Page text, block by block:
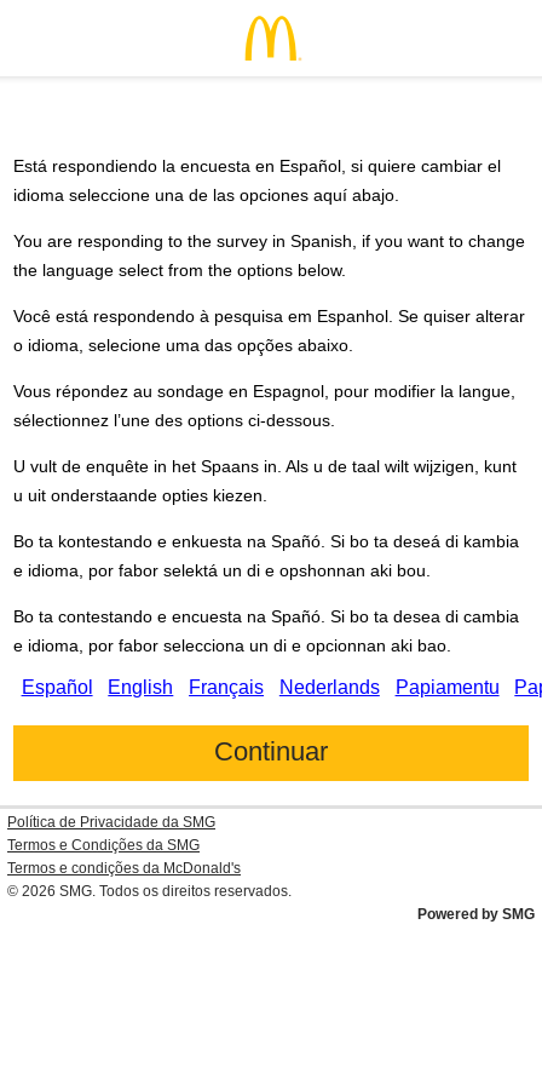
Está respondiendo la encuesta en Español, si quiere cambiar el
idioma seleccione una de las opciones aquí abajo.
You are responding to the survey in Spanish, if you want to change
the language select from the options below.
Você está respondendo à pesquisa em Espanhol. Se quiser alterar
o idioma, selecione uma das opções abaixo.
Vous répondez au sondage en Espagnol, pour modifier la langue,
sélectionnez l’une des options ci-dessous.
U vult de enquête in het Spaans in. Als u de taal wilt wijzigen, kunt
u uit onderstaande opties kiezen.
Bo ta kontestando e enkuesta na Spañó. Si bo ta deseá di kambia
e idioma, por fabor selektá un di e opshonnan aki bou.
Bo ta contestando e encuesta na Spañó. Si bo ta desea di cambia
e idioma, por fabor selecciona un di e opcionnan aki bao.
Español English Français Nederlands Papiamentu
Política de Privacidade da SMG
Termos e Condições da SMG
Termos e condições da McDonald's
© 2026 SMG . Todos os direitos reservados.
Powered by SMG